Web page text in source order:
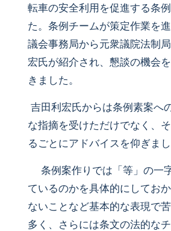
転車の安全利用を促進する条
た。条例チームが策定作業を進
議会事務局から元衆議院法制
宏氏が紹介され、懇談の機会
きました。
吉田利宏氏からは条例素案へ
な指摘を受けただけでなく、
るごとにアドバイスを仰ぎまし
条例案作りでは「等」の一
ているのかを具体的にしてお
ないことなど基本的な表現で
多く、さらには条文の法的な